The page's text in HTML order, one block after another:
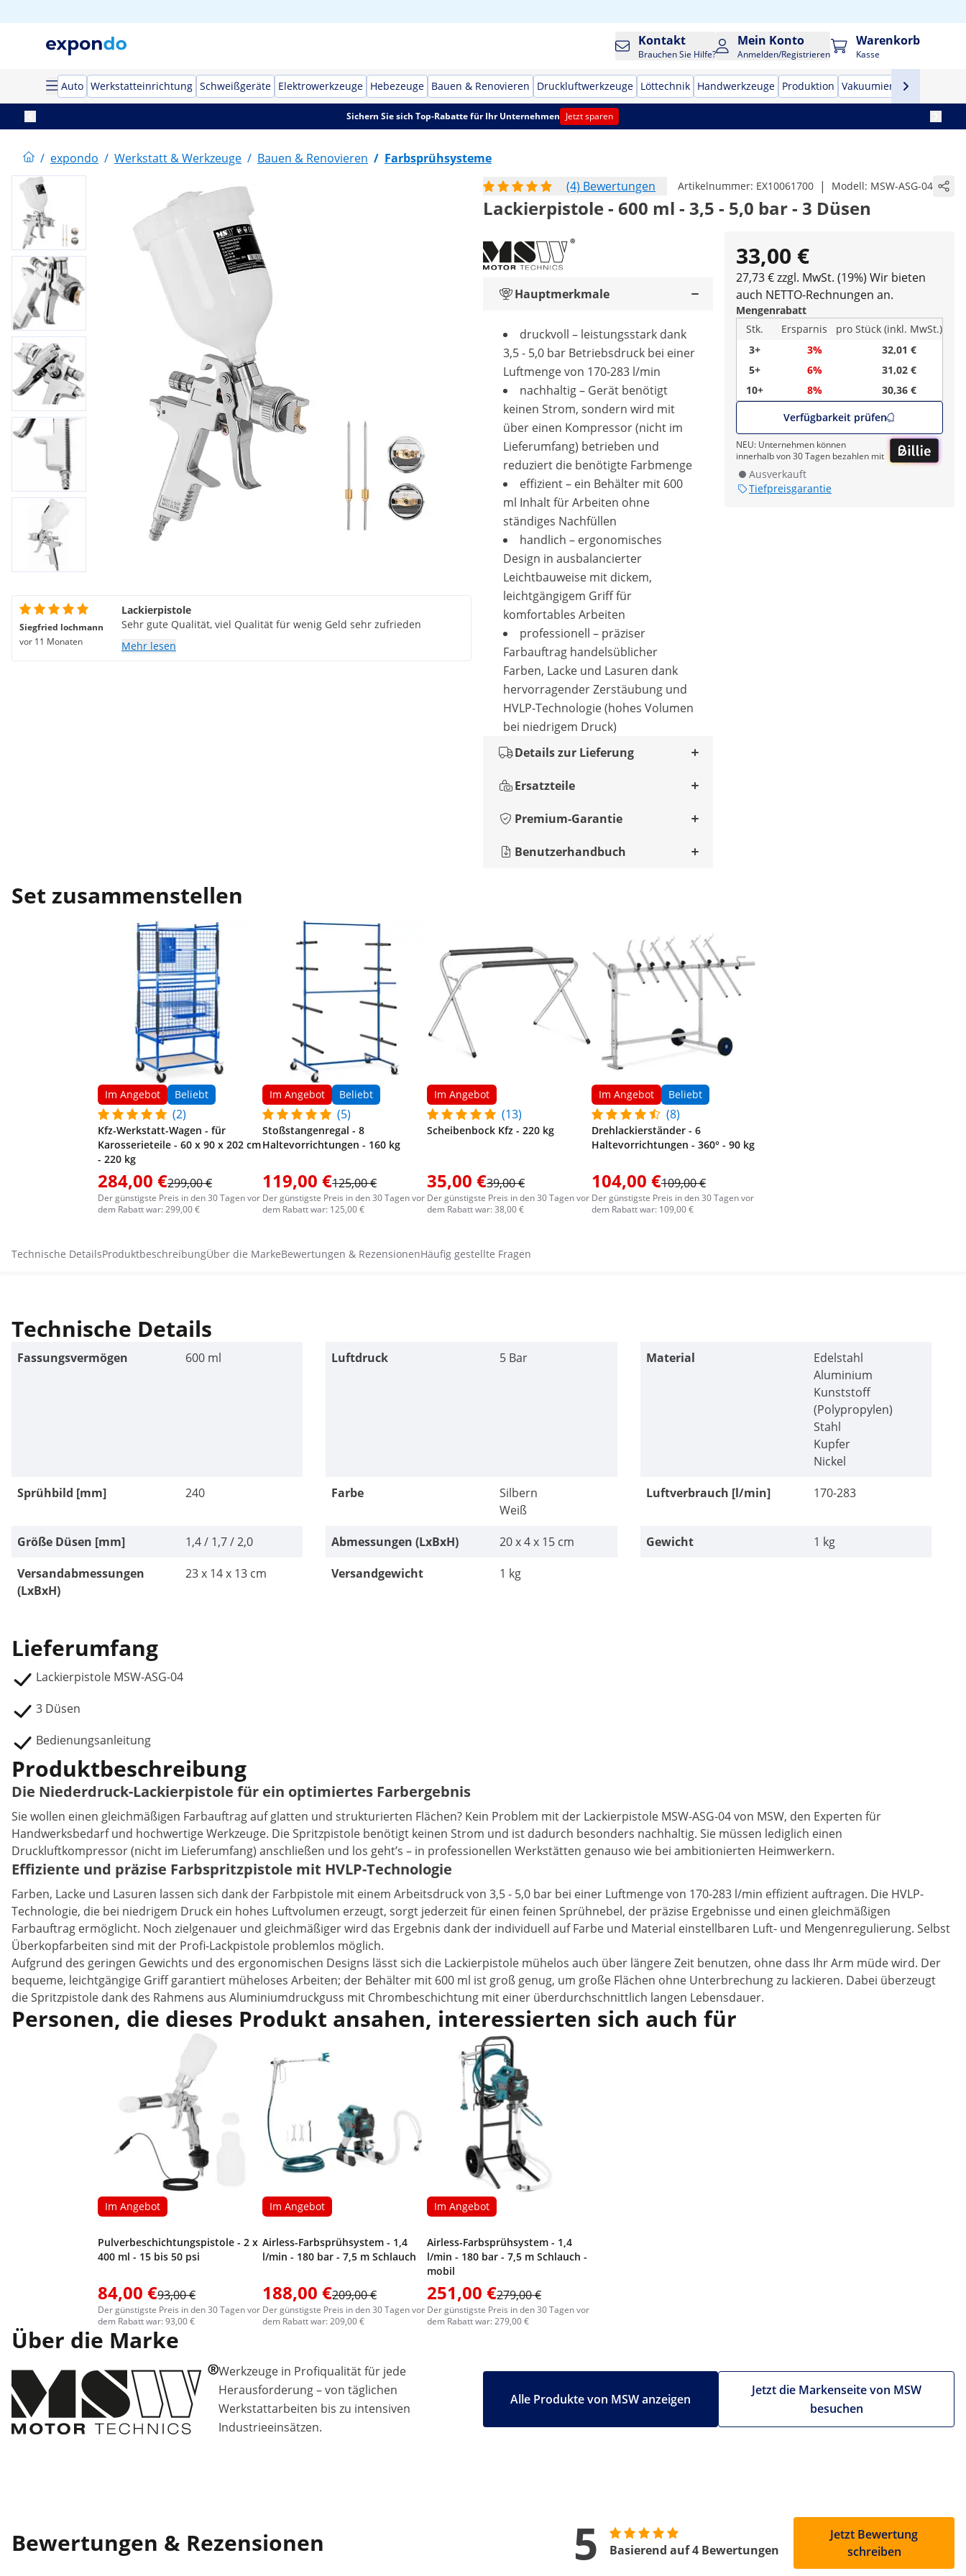
Kontakt
Brauchen Sie Hilfe?
Mein Konto
Anmelden/Registrieren
Warenkorb
Kasse
Auto Werkstatteinrichtung Schweißgeräte Elektrowerkzeuge Hebezeuge Bauen & Renovieren Druckluftwerkzeuge Löttechnik Handwerkzeuge Produktion Vakuumierer
Sichern Sie sich Top-Rabatte für Ihr Unternehmen Jetzt sparen
/ expondo / Werkstatt & Werkzeuge / Bauen & Renovieren / Farbsprühsysteme
(4) Bewertungen
Artikelnummer: EX10061700 | Modell: MSW-ASG-04
Lackierpistole - 600 ml - 3,5 - 5,0 bar - 3 Düsen
33,00 €
27,73 € zzgl. MwSt. (19%) Wir bieten
auch NETTO-Rechnungen an.
Mengenrabatt
Stk.
Ersparnis
pro Stück (inkl. MwSt.)
3+
3%
32,01 €
5+
6%
31,02 €
10+
8%
30,36 €
Verfügbarkeit prüfen
NEU: Unternehmen können
innerhalb von 30 Tagen bezahlen mit
Ausverkauft
Tiefpreisgarantie
Hauptmerkmale
druckvoll – leistungsstark dank
3,5 - 5,0 bar Betriebsdruck bei einer
Luftmenge von 170-283 l/min
nachhaltig – Gerät benötigt
keinen Strom, sondern wird mit
über einen Kompressor (nicht im
Lieferumfang) betrieben und
reduziert die benötigte Farbmenge
effizient – ein Behälter mit 600
ml Inhalt für Arbeiten ohne
ständiges Nachfüllen
handlich – ergonomisches
Design in ausbalancierter
Leichtbauweise mit dickem,
leichtgängigem Griff für
komfortables Arbeiten
professionell – präziser
Farbauftrag handelsüblicher
Farben, Lacke und Lasuren dank
hervorragender Zerstäubung und
HVLP-Technologie (hohes Volumen
bei niedrigem Druck)
Details zur Lieferung
Ersatzteile
Premium-Garantie
Benutzerhandbuch
Siegfried lochmann
vor 11 Monaten
Lackierpistole
Sehr gute Qualität, viel Qualität für wenig Geld sehr zufrieden
Mehr lesen
Set zusammenstellen
Im Angebot Beliebt
(2)
Kfz-Werkstatt-Wagen - für
Karosserieteile - 60 x 90 x 202 cm
- 220 kg
284,00 €299,00 €
Der günstigste Preis in den 30 Tagen vor
dem Rabatt war: 299,00 €
Im Angebot Beliebt
(5)
Stoßstangenregal - 8
Haltevorrichtungen - 160 kg
119,00 €125,00 €
Der günstigste Preis in den 30 Tagen vor
dem Rabatt war: 125,00 €
Im Angebot
(13)
Scheibenbock Kfz - 220 kg
35,00 €39,00 €
Der günstigste Preis in den 30 Tagen vor
dem Rabatt war: 38,00 €
Im Angebot Beliebt
(8)
Drehlackierständer - 6
Haltevorrichtungen - 360° - 90 kg
104,00 €109,00 €
Der günstigste Preis in den 30 Tagen vor
dem Rabatt war: 109,00 €
Technische DetailsProduktbeschreibungÜber die MarkeBewertungen & RezensionenHäufig gestellte Fragen
Technische Details
Fassungsvermögen 600 ml Luftdruck 5 Bar Material
Edelstahl
Aluminium
Kunststoff
(Polypropylen)
Stahl
Kupfer
Nickel
Sprühbild [mm]
240 Farbe
Silbern
Weiß
Luftverbrauch [l/min] 170-283
Größe Düsen [mm] 1,4 / 1,7 / 2,0 Abmessungen (LxBxH) 20 x 4 x 15 cm Gewicht
1 kg
Versandabmessungen
(LxBxH)
23 x 14 x 13 cm Versandgewicht 1 kg
Lieferumfang
Lackierpistole MSW-ASG-04
3 Düsen
Bedienungsanleitung
Produktbeschreibung
Die Niederdruck-Lackierpistole für ein optimiertes Farbergebnis
Sie wollen einen gleichmäßigen Farbauftrag auf glatten und strukturierten Flächen? Kein Problem mit der Lackierpistole MSW-ASG-04 von MSW, den Experten für
Handwerksbedarf und hochwertige Werkzeuge. Die Spritzpistole benötigt keinen Strom und ist dadurch besonders nachhaltig. Sie müssen lediglich einen
Druckluftkompressor (nicht im Lieferumfang) anschließen und los geht’s – in professionellen Werkstätten genauso wie bei ambitionierten Heimwerkern.
Effiziente und präzise Farbspritzpistole mit HVLP-Technologie
Farben, Lacke und Lasuren lassen sich dank der Farbpistole mit einem Arbeitsdruck von 3,5 - 5,0 bar bei einer Luftmenge von 170-283 l/min effizient auftragen. Die HVLP-
Technologie, die bei niedrigem Druck ein hohes Luftvolumen erzeugt, sorgt jederzeit für einen feinen Sprühnebel, der präzise Ergebnisse und einen gleichmäßigen
Farbauftrag ermöglicht. Noch zielgenauer und gleichmäßiger wird das Ergebnis dank der individuell auf Farbe und Material einstellbaren Luft- und Mengenregulierung. Selbst
Überkopfarbeiten sind mit der Profi-Lackpistole problemlos möglich.
Aufgrund des geringen Gewichts und des ergonomischen Designs lässt sich die Lackierpistole mühelos auch über längere Zeit benutzen, ohne dass Ihr Arm müde wird. Der
bequeme, leichtgängige Griff garantiert müheloses Arbeiten; der Behälter mit 600 ml ist groß genug, um große Flächen ohne Unterbrechung zu lackieren. Dabei überzeugt
die Spritzpistole dank des Rahmens aus Aluminiumdruckguss mit Chrombeschichtung mit einer überdurchschnittlich langen Lebensdauer.
Personen, die dieses Produkt ansahen, interessierten sich auch für
Im Angebot
Pulverbeschichtungspistole - 2 x
400 ml - 15 bis 50 psi
84,00 €93,00 €
Der günstigste Preis in den 30 Tagen vor
dem Rabatt war: 93,00 €
Im Angebot
Airless-Farbsprühsystem - 1,4
l/min - 180 bar - 7,5 m Schlauch
188,00 €209,00 €
Der günstigste Preis in den 30 Tagen vor
dem Rabatt war: 209,00 €
Im Angebot
Airless-Farbsprühsystem - 1,4
l/min - 180 bar - 7,5 m Schlauch -
mobil
251,00 €279,00 €
Der günstigste Preis in den 30 Tagen vor
dem Rabatt war: 279,00 €
Über die Marke
Werkzeuge in Profiqualität für jede
Herausforderung – von täglichen
Werkstattarbeiten bis zu intensiven
Industrieeinsätzen.
Jetzt die Markenseite von MSW
besuchen
Alle Produkte von MSW anzeigen
Bewertungen & Rezensionen 5 Basierend auf 4 Bewertungen
Jetzt Bewertung
schreiben